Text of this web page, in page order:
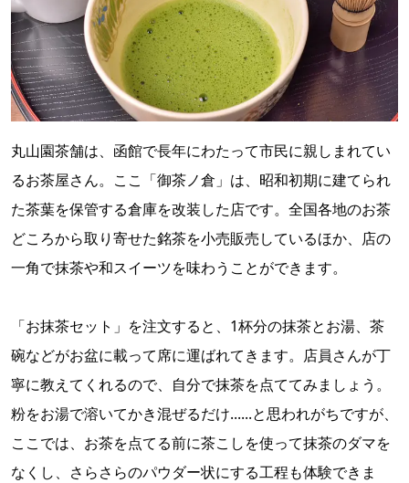
丸山園茶舗は、函館で長年にわたって市民に親しまれてい
るお茶屋さん。ここ「御茶ノ倉」は、昭和初期に建てられ
た茶葉を保管する倉庫を改装した店です。全国各地のお茶
どころから取り寄せた銘茶を小売販売しているほか、店の
一角で抹茶や和スイーツを味わうことができます。
「お抹茶セット」を注文すると、1杯分の抹茶とお湯、茶
碗などがお盆に載って席に運ばれてきます。店員さんが丁
寧に教えてくれるので、自分で抹茶を点ててみましょう。
粉をお湯で溶いてかき混ぜるだけ......と思われがちですが、
ここでは、お茶を点てる前に茶こしを使って抹茶のダマを
なくし、さらさらのパウダー状にする工程も体験できま